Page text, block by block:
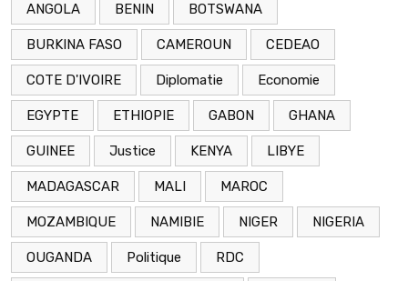
ANGOLA BENIN BOTSWANA
BURKINA FASO CAMEROUN CEDEAO
COTE D'IVOIRE Diplomatie Economie
EGYPTE ETHIOPIE GABON GHANA
GUINEE Justice KENYA LIBYE
MADAGASCAR MALI MAROC
MOZAMBIQUE NAMIBIE NIGER NIGERIA
OUGANDA Politique RDC